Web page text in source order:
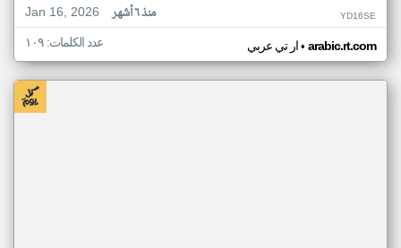
Jan 16, 2026
منذ ٦ أشهر YD16SE
ار تي عربي• arabic.rt.com عدد الكلمات: ١٠٩